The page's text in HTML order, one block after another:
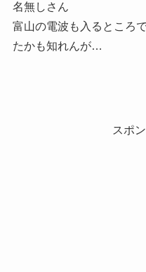
名無しさん
富山の電波も入るところ
たかも知れんが…
スポ